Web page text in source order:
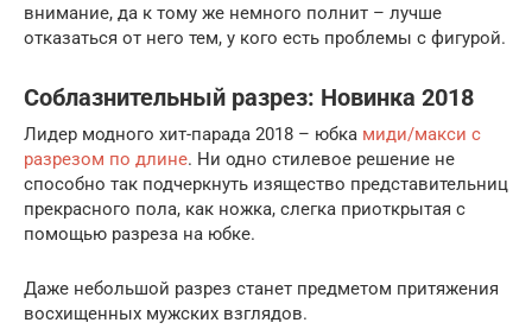
внимание, да к тому же немного полнит – лучше
отказаться от него тем, у кого есть проблемы с фигурой.
Соблазнительный разрез: Новинка 2018
Лидер модного хит-парада 2018 – юбка миди/макси с
разрезом по длине. Ни одно стилевое решение не
способно так подчеркнуть изящество представительниц
прекрасного пола, как ножка, слегка приоткрытая с
помощью разреза на юбке.
Даже небольшой разрез станет предметом притяжения
восхищенных мужских взглядов.